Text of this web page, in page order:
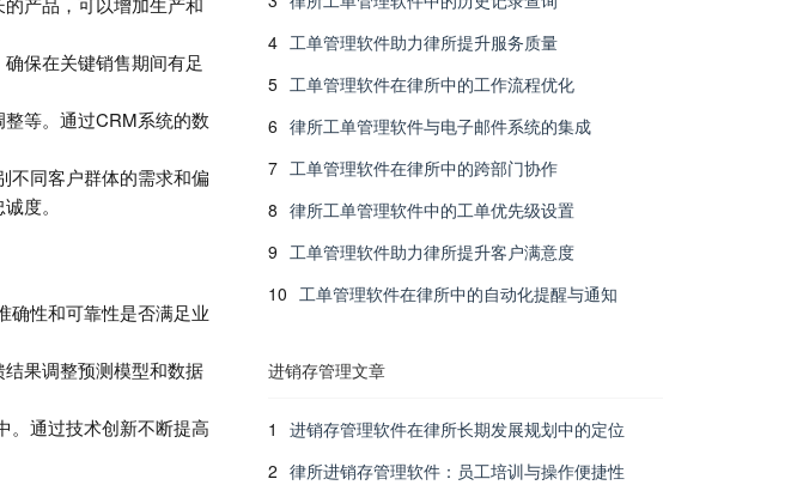
保在关键销售期间有足
等。通过CRM系统的数
不同客户群体的需求和偏
度。
确性和可靠性是否满足业
果调整预测模型和数据
。通过技术创新不断提高
4 工单管理软件助力律所提升服务质量
5 工单管理软件在律所中的工作流程优化
6 律所工单管理软件与电子邮件系统的集成
7 工单管理软件在律所中的跨部门协作
8 律所工单管理软件中的工单优先级设置
9 工单管理软件助力律所提升客户满意度
10 工单管理软件在律所中的自动化提醒与通知
进销存管理文章
1
进销存管理软件在律所长期发展规划中的定位
2 律所进销存管理软件：员工培训与操作便捷性